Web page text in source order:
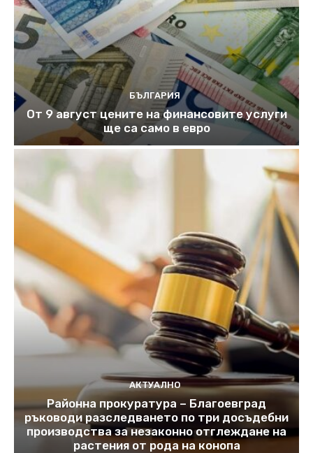
БЪЛГАРИЯ
От 9 август цените на финансовите услуги
ще са само в евро
АКТУАЛНО
Районна прокуратура – Благоевград
ръководи разследването по три досъдебни
производства за незаконно отглеждане на
растения от рода на конопа